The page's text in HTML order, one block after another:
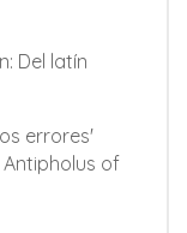
Del latín
errores'
of